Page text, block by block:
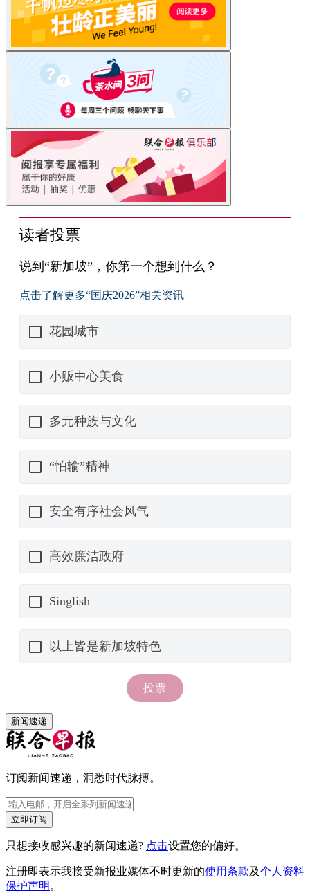
新闻速递
订阅新闻速递，洞悉时代脉搏。
立即订阅
只想接收感兴趣的新闻速递? 点击设置您的偏好。
注册即表示我接受新报业媒体不时更新的使用条款及个人资料
保护声明 。